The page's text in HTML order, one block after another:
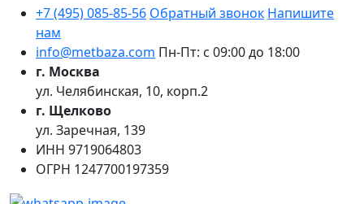
+7 (495) 085-85-56 Обратный звонок Напишите
нам
info@metbaza.com Пн-Пт: с 09:00 до 18:00
г. Москва
ул. Челябинская, 10, корп.2
г. Щелково
ул. Заречная, 139
ИНН 9719064803
ОГРН 1247700197359